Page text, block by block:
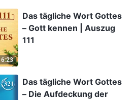
6:23
Das tägliche Wort Gottes
– Gott kennen | Auszug
111
Das tägliche Wort Gottes
– Die Aufdeckung der